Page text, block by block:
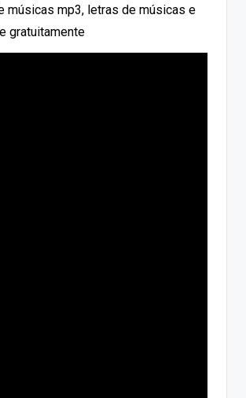
músicas mp3, letras de músicas e
gratuitamente